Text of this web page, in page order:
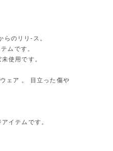
のリリ-ス。
ムです。
使用です。
ェア 。 目立った傷や
イテムです。